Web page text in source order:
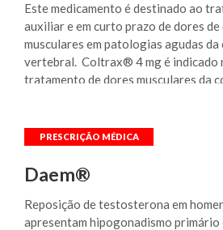
transtorno obsessivo compulsivo
Entretanto, seu médico pode
(bromidrato de citalopram) para
propósitos. Pergunte ao seu médico
dúvidas sobre porque Città®
Este medicamento é destinado ao
auxiliar e em curto prazo de dores
musculares em patologias agudas da
vertebral. Coltrax® 4 mg é indicado
tratamento de dores musculares da
condição, sempre por curto período
Daem®
Reposição de testosterona em
apresentam hipogonadismo primário